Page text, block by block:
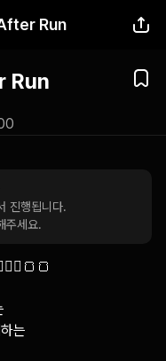
Run
Run
진행됩니다.
주세요.
는